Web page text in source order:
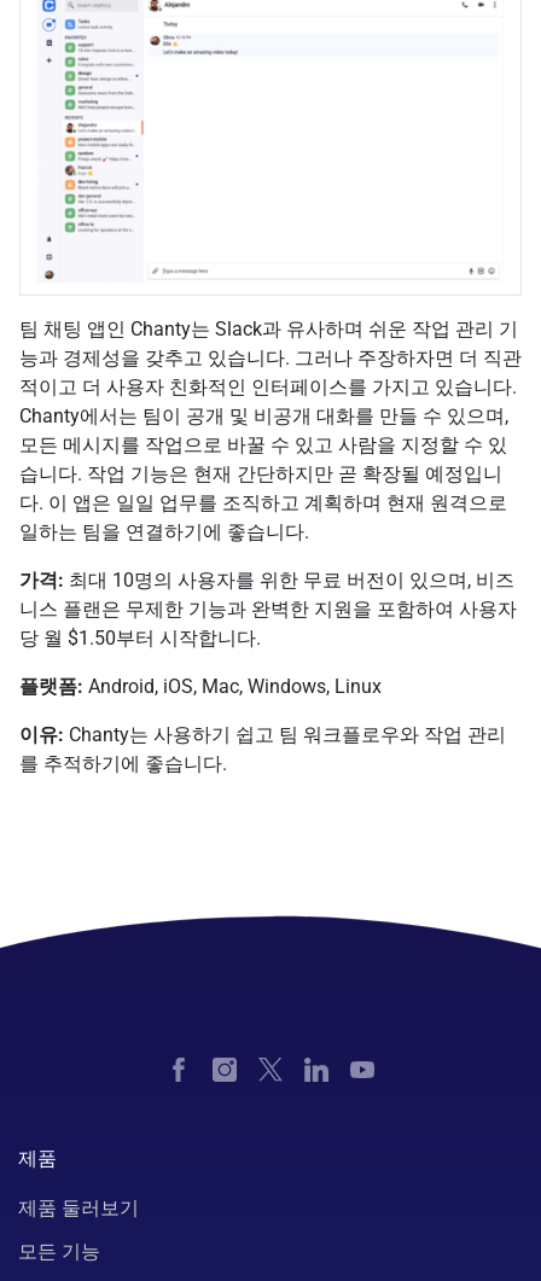
팀 채팅 앱인 Chanty는 Slack과 유사하며 쉬운 작업 관리 기
능과 경제성을 갖추고 있습니다. 그러나 주장하자면 더 직관
적이고 더 사용자 친화적인 인터페이스를 가지고 있습니다.
Chanty에서는 팀이 공개 및 비공개 대화를 만들 수 있으며,
모든 메시지를 작업으로 바꿀 수 있고 사람을 지정할 수 있
습니다. 작업 기능은 현재 간단하지만 곧 확장될 예정입니
다. 이 앱은 일일 업무를 조직하고 계획하며 현재 원격으로
일하는 팀을 연결하기에 좋습니다.
가격: 최대 10명의 사용자를 위한 무료 버전이 있으며, 비즈
니스 플랜은 무제한 기능과 완벽한 지원을 포함하여 사용자
당 월 $1.50부터 시작합니다.
플랫폼: Android, iOS, Mac, Windows, Linux
이유: Chanty는 사용하기 쉽고 팀 워크플로우와 작업 관리
를 추적하기에 좋습니다.
제품
제품 둘러보기
모든 기능